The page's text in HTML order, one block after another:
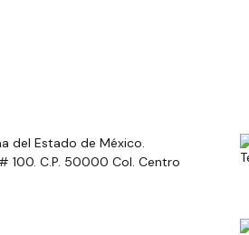
del Estado de México.
100. C.P. 50000 Col. Centro